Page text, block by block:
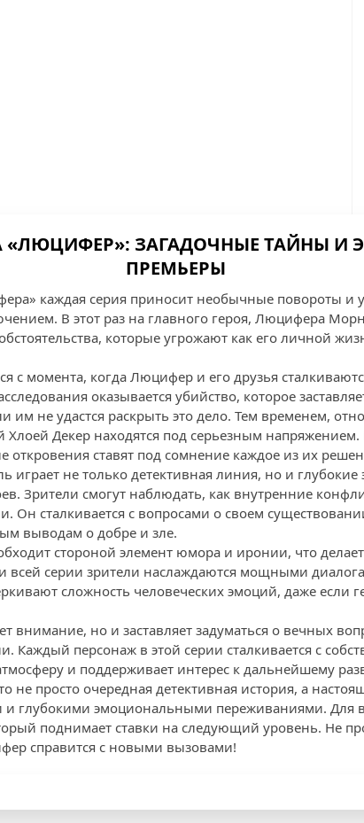
«ЛЮЦИФЕР»: ЗАГАДОЧНЫЕ ТАЙНЫ
ПРЕМЬЕРЫ
каждая серия приносит необычные повороты и
В этот раз на главного героя, Люцифера
которые угрожают как его личной
с момента, когда Люцифер и его друзья
оказывается убийство, которое
им не удастся раскрыть это дело. Тем временем,
Декер находятся под серьезным
ставят под сомнение каждое из их
играет не только детективная линия, но и
Зрители смогут наблюдать, как внутренние
Он сталкивается с вопросами о своем
выводам о добре и зле.
стороной элемент юмора и иронии, что
всей серии зрители наслаждаются мощными
сложность человеческих эмоций, даже если
внимание, но и заставляет задуматься о вечных
Каждый персонаж в этой серии сталкивается с
и поддерживает интерес к дальнейшему
не просто очередная детективная история, а
глубокими эмоциональными переживаниями. Для
поднимает ставки на следующий уровень. Не
справится с новыми вызовами!